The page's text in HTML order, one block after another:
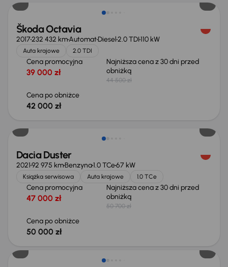
Škoda Octavia
2017232 432 kmAutomatDiesel2.0 TDI110 kW
Auta krajowe 2.0 TDI
Cena promocyjna
39 000 zł
Najniższa cena z 30 dni przed
obniżką
44 500 zł
Cena po obniżce
42 000 zł
Dacia Duster
202192 975 kmBenzyna1.0 TCe67 kW
Książka serwisowa Auta krajowe 1.0 TCe
Cena promocyjna
47 000 zł
Najniższa cena z 30 dni przed
obniżką
50 700 zł
Cena po obniżce
50 000 zł
Taniej o 1 000 zł